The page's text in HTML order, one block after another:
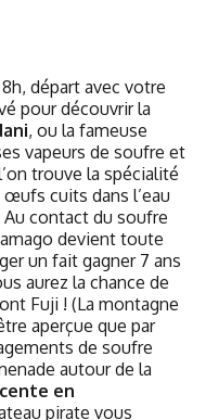
départ avec votre
pour découvrir la
, ou la fameuse
vapeurs de soufre et
trouve la spécialité
cuits dans l’eau
contact du soufre
devient toute
un fait gagner 7 ans
aurez la chance de
Fuji ! (La montagne
aperçue que par
de soufre
autour de la
en
pirate vous